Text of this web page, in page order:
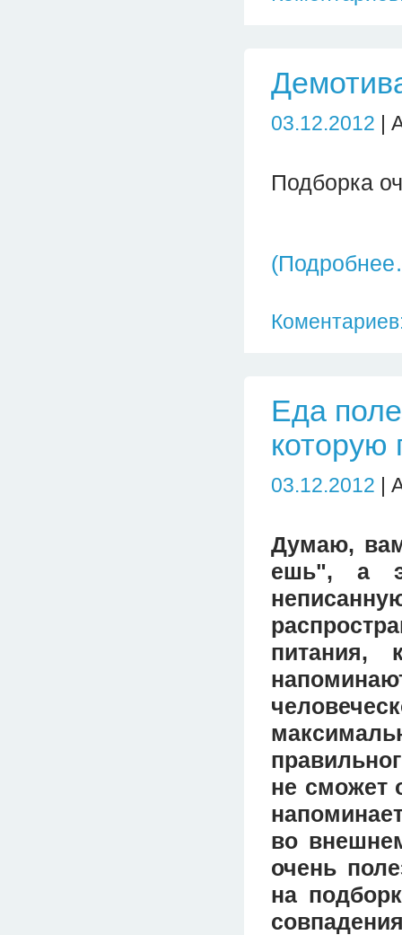
03.12.2012 |
Подборка
Еда
которую
03.12.2012 |
Думаю,
ешь", а
питания,
не сможет
во
очень
на